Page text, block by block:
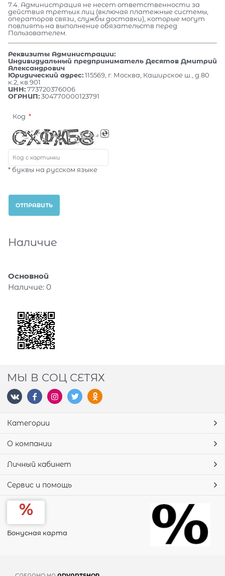
7.4. Администрация не несет ответственности за
действия третьих лиц (включая платежные системы,
операторов связи, службы доставки), которые могут
повлиять на выполнение обязательств перед
Пользователем.
Реквизиты Администрации:
Индивидуальный предприниматель Десятов Дмитрий
Александрович
Юридический адрес:115569, г. Москва, Каширское ш., д.80
к.2, кв.901
ИНН:773720376006
ОГРНИП:304770000123791
Код
* буквы на русском языке
Наличие
Основной
Наличие: 0
МЫ В СОЦ СЕТЯХ
Категории
О компании
Личный кабинет
Сервис и помощь
Бонусная карта